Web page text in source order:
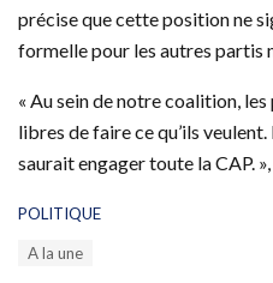
précise que cette position ne
formelle pour les autres partis
« Au sein de notre coalition,
libres de faire ce qu’ils
saurait engager toute la CAP.
C
POLITIQUE
A la une